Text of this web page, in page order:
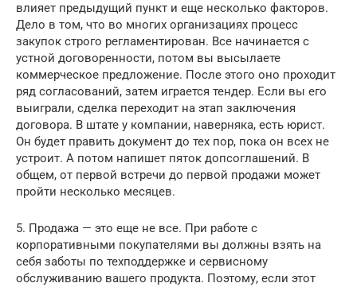
влияет предыдущий пункт и еще несколько факторов.
Дело в том, что во многих организациях процесс
закупок строго регламентирован. Все начинается с
устной договоренности, потом вы высылаете
коммерческое предложение. После этого оно проходит
ряд согласований, затем играется тендер. Если вы его
выиграли, сделка переходит на этап заключения
договора. В штате у компании, наверняка, есть юрист.
Он будет править документ до тех пор, пока он всех не
устроит. А потом напишет пяток допсоглашений. В
общем, от первой встречи до первой продажи может
пройти несколько месяцев.
5. Продажа — это еще не все. При работе с
корпоративными покупателями вы должны взять на
себя заботы по техподдержке и сервисному
обслуживанию вашего продукта. Поэтому, если этот